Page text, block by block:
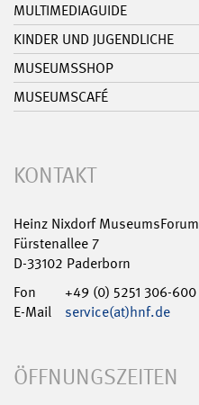
MULTIMEDIAGUIDE
KINDER UND JUGENDLICHE
MUSEUMSSHOP
MUSEUMSCAFÉ
KONTAKT
Heinz Nixdorf MuseumsForum
Fürstenallee 7
D-33102 Paderborn
Fon
+49 (0) 5251 306-600
E-Mail
service(at)hnf.de
ÖFFNUNGSZEITEN